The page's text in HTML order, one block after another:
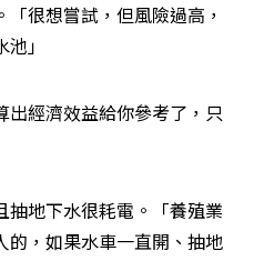
很想嘗試，但風險過高，
」
經濟效益給你參考了，只
抽地下水很耗電。「養殖業
的，如果水車一直開、抽地